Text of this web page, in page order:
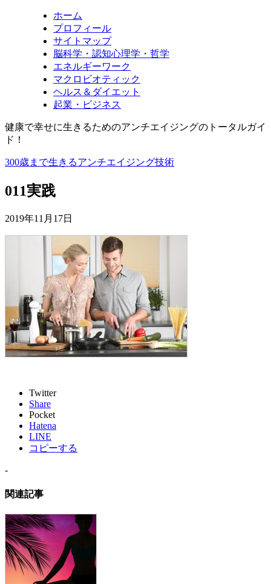
ホーム
プロフィール
サイトマップ
脳科学・認知心理学・哲学
エネルギーワーク
マクロビオティック
ヘルス＆ダイエット
起業・ビジネス
健康で幸せに生きるためのアンチエイジングのトータルガイ
ド！
300歳まで生きるアンチエイジング技術
011実践
2019年11月17日
Twitter
Share
Pocket
Hatena
LINE
コピーする
-
関連記事